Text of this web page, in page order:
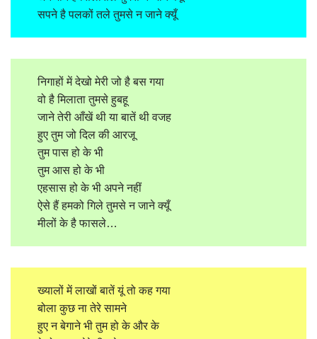
सपने है पलकों तले तुमसे न जाने क्यूँ
निगाहों में देखो मेरी जो है बस गया
वो है मिलाता तुमसे हुबहू
जाने तेरी आँखें थी या बातें थी वजह
हुए तुम जो दिल की आरजू
तुम पास हो के भी
तुम आस हो के भी
एहसास हो के भी अपने नहीं
ऐसे हैं हमको गिले तुमसे न जाने क्यूँ
मीलों के है फासले…
ख्यालों में लाखों बातें यूं तो कह गया
बोला कुछ ना तेरे सामने
हुए न बेगाने भी तुम हो के और के